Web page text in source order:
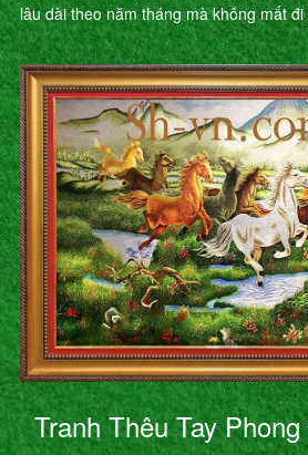
lâu dài theo năm tháng mà không mất
Tranh Thêu Tay